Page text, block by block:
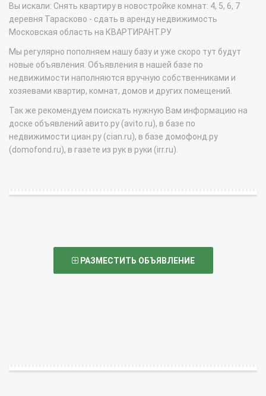
Вы искали: Снять квартиру в новостройке комнат: 4, 5, 6, 7
деревня Тарасково - сдать в аренду недвижимость
Московская область на КВАРТИРАНТ.РУ
Мы регулярно пополняем нашу базу и уже скоро тут будут
новые объявления. Объявления в нашей базе по
недвижимости наполняются вручную собственниками и
хозяевами квартир, комнат, домов и других помещений.
Так же рекомендуем поискать нужную Вам информацию на
доске объявлений авито.ру (avito.ru), в базе по
недвижимости циан.ру (cian.ru), в базе домофонд.ру
(domofond.ru), в газете из рук в руки (irr.ru).
РАЗМЕСТИТЬ ОБЪЯВЛЕНИЕ